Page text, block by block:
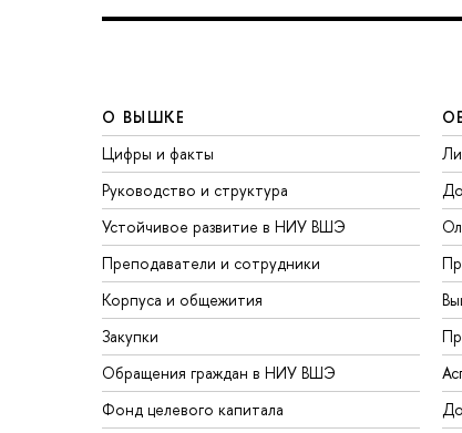
О ВЫШКЕ
Цифры и факты
Руководство и структура
Устойчивое развитие в НИУ ВШЭ
Преподаватели и сотрудники
Корпуса и общежития
Закупки
Обращения граждан в НИУ ВШЭ
Фонд целевого капитала